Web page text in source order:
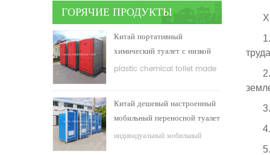
ГОРЯЧИЕ ПРОДУКТЫ
Китай портативный
химический туалет с низкой
ценой
plastic chemical toilet made
Китай дешевый настроенный
мобильный переносной туалет
для строительной площадки
индивидуальный мобильный
1.
2.
3.
4.
5.